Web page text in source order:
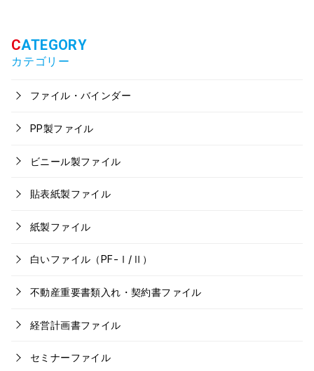
カテゴリー
ファイル・バインダー
PP製ファイル
ビニール製ファイル
貼表紙製ファイル
紙製ファイル
白いファイル（PF-Ⅰ/Ⅱ）
不動産重要書類入れ・契約書ファイル
経営計画書ファイル
セミナーファイル